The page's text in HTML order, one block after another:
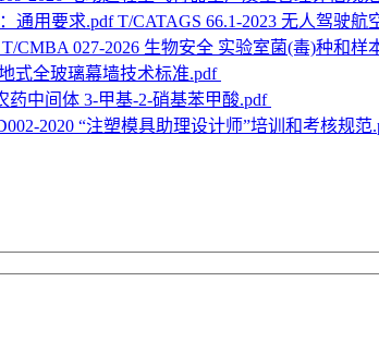
T/CATAGS 66.1-2023 无人驾驶
T/CMBA 027-2026 生物安全 实验室菌(毒)种和样
式全玻璃幕墙技术标准.pdf
药中间体 3-甲基-2-硝基苯甲酸.pdf
2020 “注塑模具助理设计师”培训和考核规范